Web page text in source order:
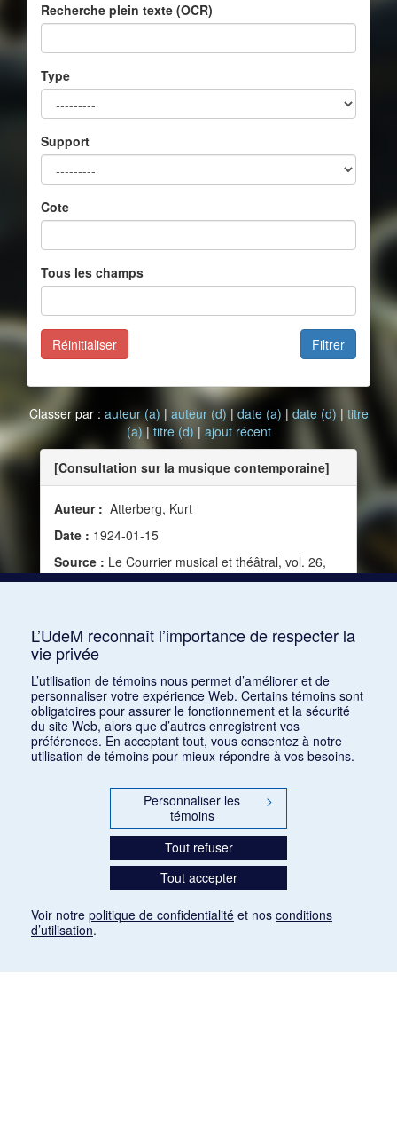
Recherche plein texte (OCR)
Type
Support
Cote
Tous les champs
Filtrer
Réinitialiser
Classer par : auteur (a) | auteur (d) | date (a) | date (d) | titre
(a)| titre (d) | ajout récent
[Consultation sur la musique contemporaine]
Auteur : Atterberg, Kurt
Date : 1924-01-15
Source : Le Courrier musical et théâtral, vol. 26,
no 1-2 (1er et 15 janvier 1924)
L’UdeM reconnaît l’importance de respecter la
vie privée
L’utilisation de témoins nous permet d’améliorer et de
personnaliser votre expérience Web. Certains témoins sont
obligatoires pour assurer le fonctionnement et la sécurité
du site Web, alors que d’autres enregistrent vos
préférences. En acceptant tout, vous consentez à notre
utilisation de témoins pour mieux répondre à vos besoins.
Personnaliser les
témoins
>
Tout refuser
Tout accepter
Voir notre politique de confidentialité et nos conditions
d’utilisation.